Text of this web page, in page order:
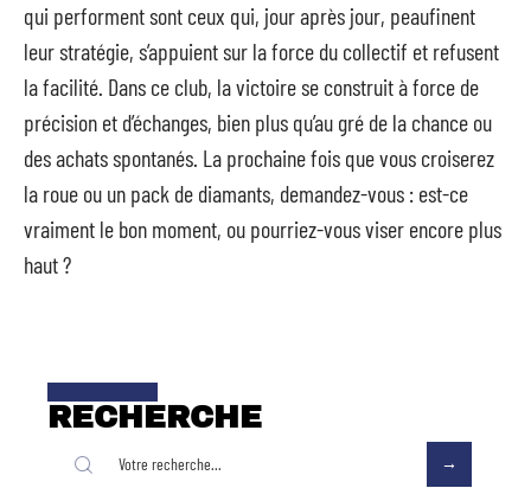
qui performent sont ceux qui, jour après jour, peaufinent
leur stratégie, s’appuient sur la force du collectif et refusent
la facilité. Dans ce club, la victoire se construit à force de
précision et d’échanges, bien plus qu’au gré de la chance ou
des achats spontanés. La prochaine fois que vous croiserez
la roue ou un pack de diamants, demandez-vous : est-ce
vraiment le bon moment, ou pourriez-vous viser encore plus
haut ?
RECHERCHE